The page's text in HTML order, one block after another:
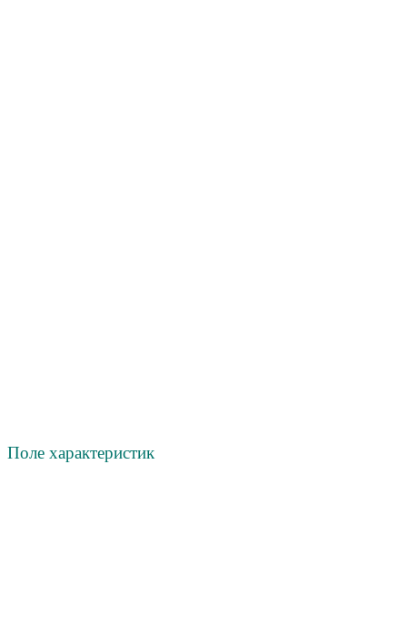
Поле характеристик